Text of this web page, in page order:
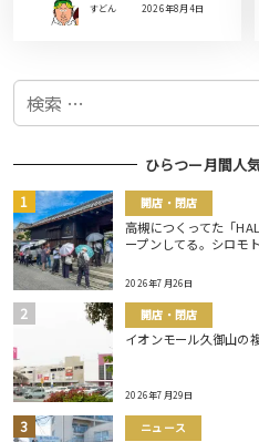
すどん 2026年8月4日
検
ひらつー月間人
開店・閉店
高槻につくってた「
ープンしてる。シロモ
2026年7月26日
開店・閉店
イオンモール久御山の
2026年7月29日
ニュース